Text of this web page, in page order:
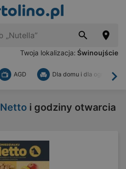
Twoja lokalizacja: Świnoujście
AGD Dla domu i dla ogrodu
Netto i godziny otwarcia